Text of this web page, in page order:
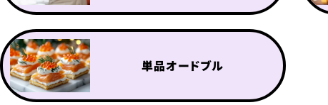
単品オードブル